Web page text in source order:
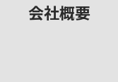
会社概要